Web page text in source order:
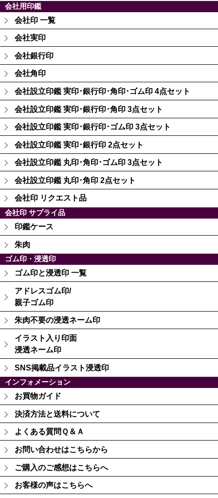
会社用印鑑
会社印 一覧
会社実印
会社銀行印
会社角印
会社設立印鑑 実印･銀行印･角印･ゴム印 4点セット
会社設立印鑑 実印･銀行印･角印 3点セット
会社設立印鑑 実印･銀行印･ゴム印 3点セット
会社設立印鑑 実印･銀行印 2点セット
会社設立印鑑 丸印･角印･ゴム印 3点セット
会社設立印鑑 丸印･角印 2点セット
会社印 リクエスト品
会社印 サプライ品
印鑑ケース
朱肉
ゴム印・浸透印
ゴム印と浸透印 一覧
アドレスゴム印/
親子ゴム印
朱肉不要の浸透ネーム印
イラスト入り印面
浸透ネーム印
SNS掲載品イラスト浸透印
インフォメーション
お買物ガイド
決済方法と送料について
よくある質問Ｑ＆Ａ
お問い合わせはこちらから
ご購入のご感想はこちらへ
お客様の声はこちらへ